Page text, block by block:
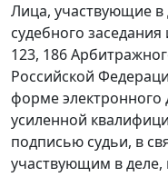
Лица, участвующие в
судебного
123, 186
Российской
форме электронного
усиленной
подписью судьи, в
участвующим в